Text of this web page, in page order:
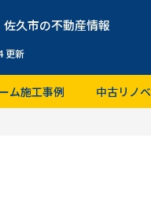
久市の不動産情報
更新
ム施工事例 中古リノベ